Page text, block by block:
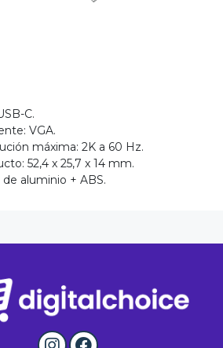
C.
VGA.
máxima: 2K a 60 Hz.
52,4 x 25,7 x 14 mm.
aluminio + ABS.